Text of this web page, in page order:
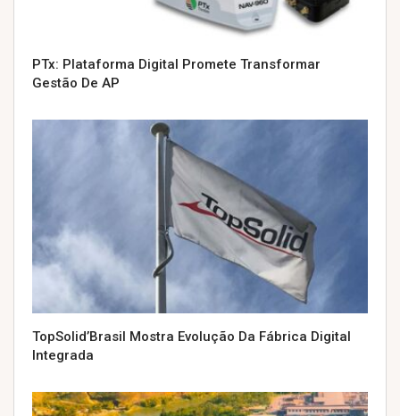
PTx: Plataforma Digital Promete Transformar
Gestão De AP
TopSolid’Brasil Mostra Evolução Da Fábrica Digital
Integrada